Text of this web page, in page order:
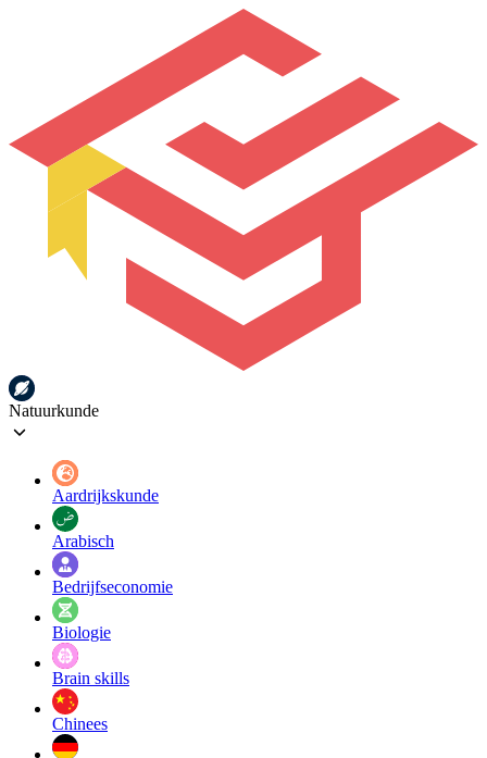
Natuurkunde
Aardrijkskunde
Arabisch
Bedrijfseconomie
Biologie
Brain skills
Chinees